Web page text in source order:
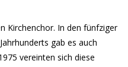
Kirchenchor. In den fünfziger
gab es auch
vereinten sich diese